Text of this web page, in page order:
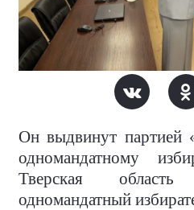
Он выдвинут партией
одномандатному
Тверская
одномандатный